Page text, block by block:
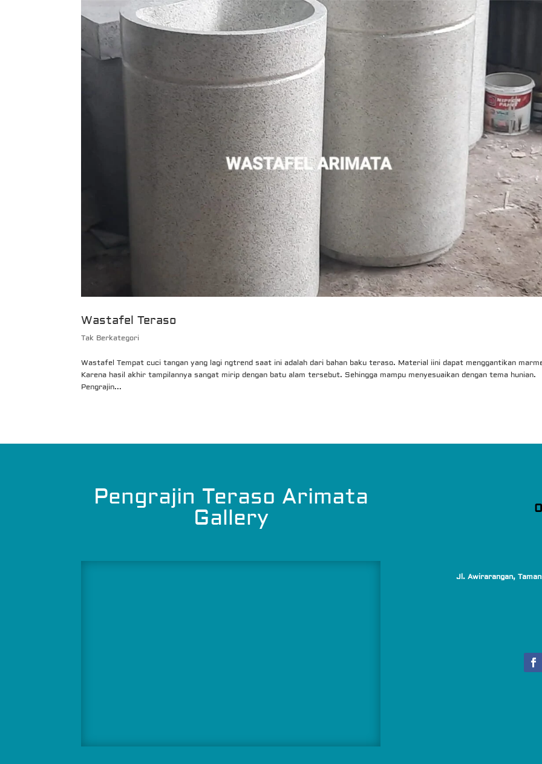
Wastafel Teraso
Tak Berkategori
Wastafel Tempat cuci tangan yang lagi ngtrend saat ini adalah dari bahan baku teraso. Material iini dapat menggantikan
Karena hasil akhir tampilannya sangat mirip dengan batu alam tersebut. Sehingga mampu menyesuaikan dengan tema hunian.
Pengrajin...
Pengrajin Teraso Arimata
Gallery
Jl. Awirarangan,